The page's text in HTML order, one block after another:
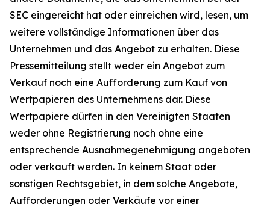
SEC eingereicht hat oder einreichen wird, lesen, um
weitere vollständige Informationen über das
Unternehmen und das Angebot zu erhalten. Diese
Pressemitteilung stellt weder ein Angebot zum
Verkauf noch eine Aufforderung zum Kauf von
Wertpapieren des Unternehmens dar. Diese
Wertpapiere dürfen in den Vereinigten Staaten
weder ohne Registrierung noch ohne eine
entsprechende Ausnahmegenehmigung angeboten
oder verkauft werden. In keinem Staat oder
sonstigen Rechtsgebiet, in dem solche Angebote,
Aufforderungen oder Verkäufe vor einer